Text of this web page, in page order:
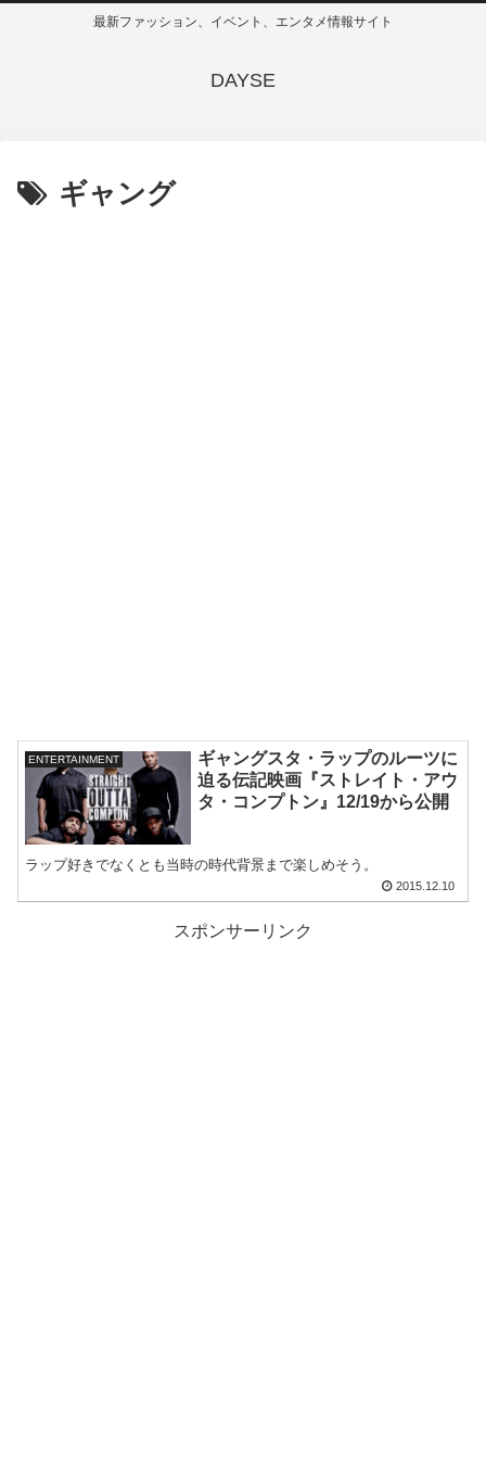
最新ファッション、イベント、エンタメ情報サイト
DAYSE
ギャング
ENTERTAINMENT
ギャングスタ・ラップのルーツに
迫る伝記映画『ストレイト・アウ
タ・コンプトン』12/19から公開
ラップ好きでなくとも当時の時代背景まで楽しめそう。
2015.12.10
スポンサーリンク